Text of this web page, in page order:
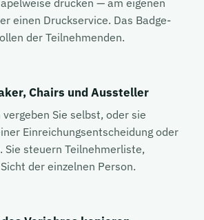
einen Druckservice. Das Badge-
der Teilnehmenden.
Chairs und Aussteller
vergeben Sie selbst, oder sie
Einreichungsentscheidung oder
Sie steuern Teilnehmerliste,
der einzelnen Person.